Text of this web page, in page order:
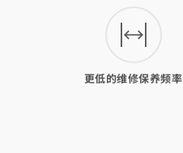
更低的维修保养频率